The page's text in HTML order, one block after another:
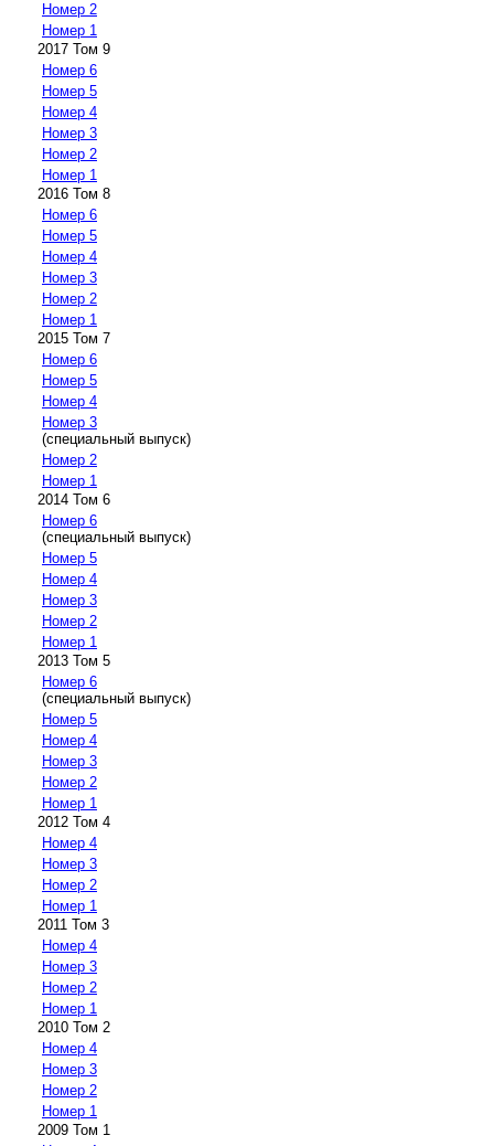
Номер 2
Номер 1
2017 Том 9
Номер 6
Номер 5
Номер 4
Номер 3
Номер 2
Номер 1
2016 Том 8
Номер 6
Номер 5
Номер 4
Номер 3
Номер 2
Номер 1
2015 Том 7
Номер 6
Номер 5
Номер 4
Номер 3
(специальный выпуск)
Номер 2
Номер 1
2014 Том 6
Номер 6
(специальный выпуск)
Номер 5
Номер 4
Номер 3
Номер 2
Номер 1
2013 Том 5
Номер 6
(специальный выпуск)
Номер 5
Номер 4
Номер 3
Номер 2
Номер 1
2012 Том 4
Номер 4
Номер 3
Номер 2
Номер 1
2011 Том 3
Номер 4
Номер 3
Номер 2
Номер 1
2010 Том 2
Номер 4
Номер 3
Номер 2
Номер 1
2009 Том 1